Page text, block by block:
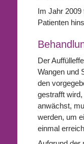
Im Jahr 2009
Patienten
Der
Wangen und
den
gestrafft
anwächst,
werden, um
einmal